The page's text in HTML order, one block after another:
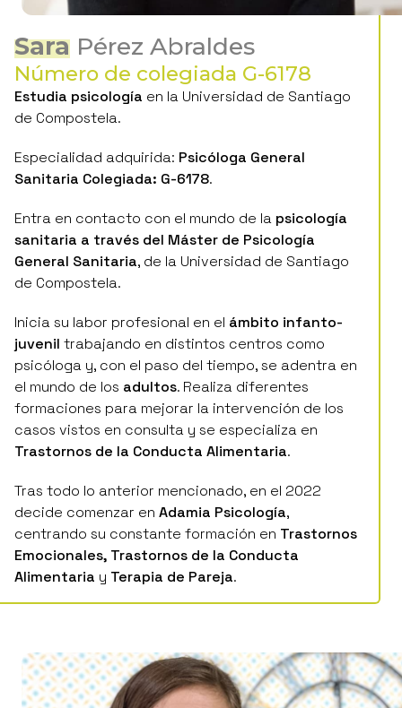
Sara Pérez Abraldes
Número de colegiada G-6178
Estudia psicologíaen la Universidad de Santiago
de Compostela.
Sanitaria Colegiada: G-6178.
sanitaria a través del Máster de Psicología
General Sanitaria, de la Universidad de Santiago
de Compostela.
juveniltrabajando en distintos centros como
psicóloga y, con el paso del tiempo, se adentra en
el mundo de los adultos. Realiza diferentes
formaciones para mejorar la intervención de los
casos vistos en consulta y se especializa en
Trastornos de la Conducta Alimentaria.
decide comenzar en Adamia Psicología ,
centrando su constante formación enTrastornos
Emocionales, Trastornos de la Conducta
Alimentariay Terapia de Pareja.